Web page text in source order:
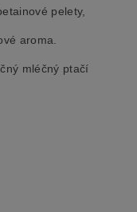
pelety,
aroma.
mléčný ptačí